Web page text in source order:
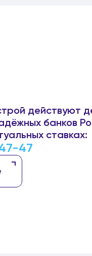
действуют
банков
ставках:
47